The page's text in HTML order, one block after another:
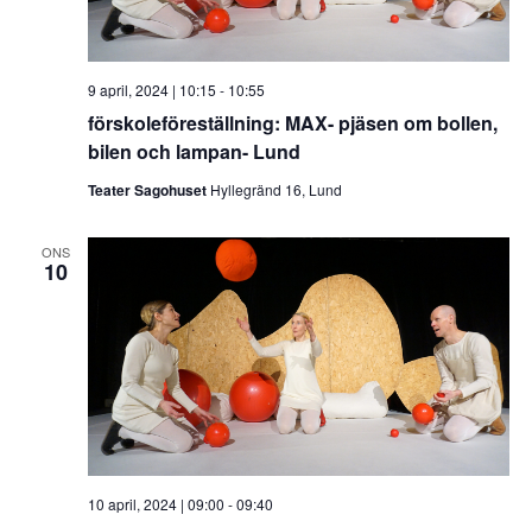
förskoleföreställning: MAX- pjäsen om bollen,
bilen och lampan- Lund
9 april, 2024 | 10:15 - 10:55
Teater Sagohuset Hyllegränd 16, Lund
ONS
10
10 april, 2024 | 09:00 -09:40